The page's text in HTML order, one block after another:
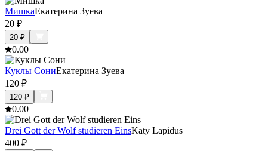
МишкаЕкатерина Зуева
20 ₽
20 ₽
0.00
Куклы СониЕкатерина Зуева
120 ₽
120 ₽
0.00
Drei Gott der Wolf studieren EinsKaty Lapidus
400 ₽